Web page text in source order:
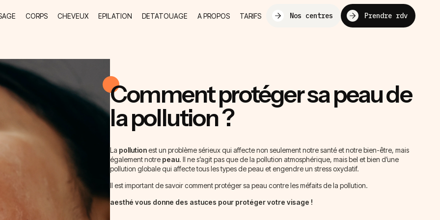
CORPS CHEVEUX EPILATION DETATOUAGE A PROPOS TARIFS Nos centres Prendre rdv
Comment protéger sa peau de
la pollution ?
La pollutionest un problème sérieux qui affecte non seulement notre santé et notre bien-être, mais
également notre peau. Il ne s’agit pas que de la pollution atmosphérique, mais bel et bien d’une
pollution globale qui affecte tous les types de peau et engendre un stress oxydatif.
Il est important de savoir comment protéger sa peau contre les méfaits de la pollution.
aesthé vous donne des astuces pour protéger votre visage !